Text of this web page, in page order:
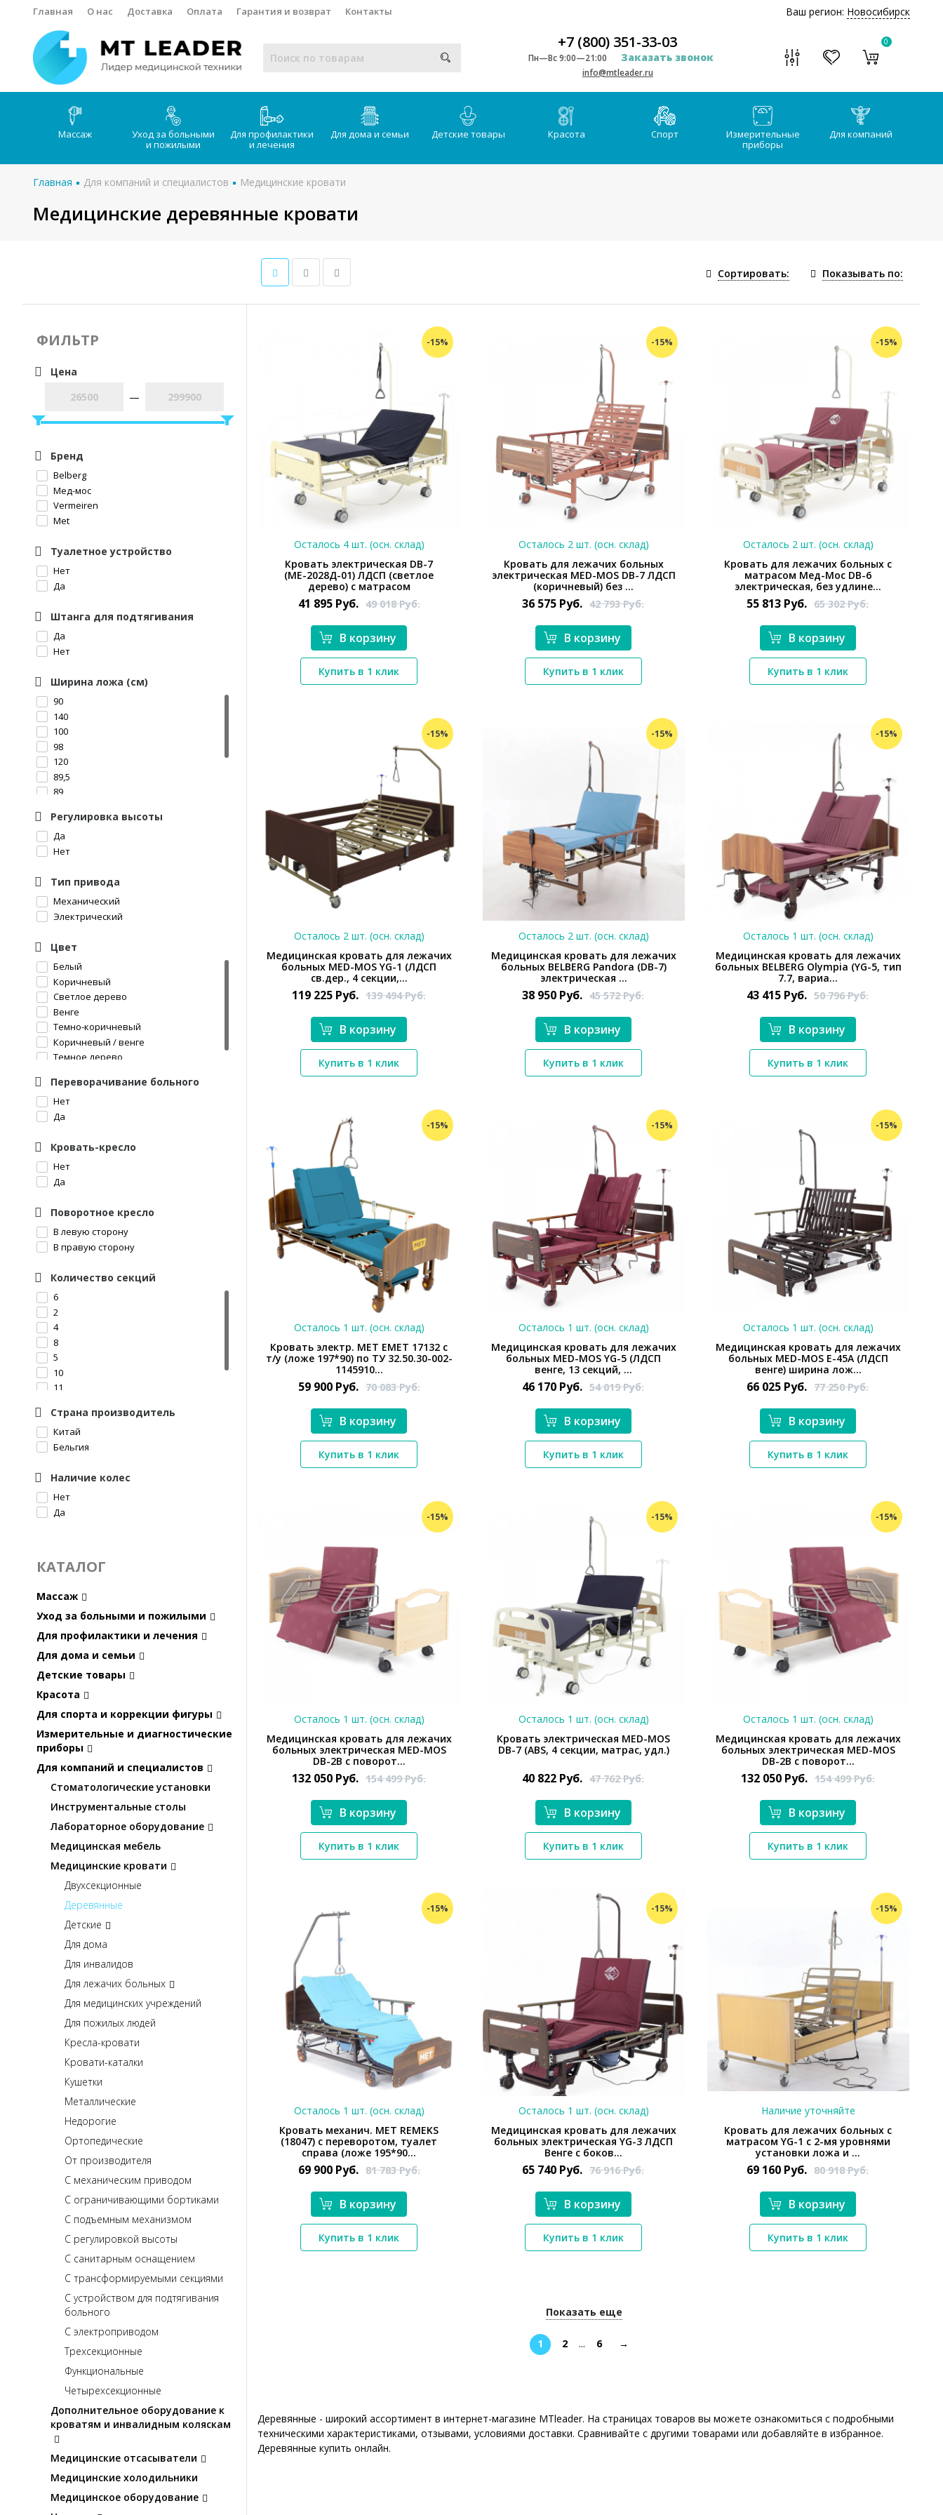
Главная О нас Доставка Оплата Гарантия и возврат Контакты Ваш регион: Новосибирск
+7 (800) 351-33-03
Пн—Вс 9:00—21:00 Заказать звонок
info@mtleader.ru
0
Массаж
Уход за больными
и пожилыми
Для профилактики
и лечения
Для дома и семьи Детские товары Красота Спорт
Измерительные
приборы
Для компаний
Главная Для компаний и специалистов Медицинские кровати
Медицинские деревянные кровати
Сортировать: Показывать по:
ФИЛЬТР
Цена
—
Бренд
Belberg
Мед-мос
Vermeiren
Met
Туалетное устройство
Нет
Да
Штанга для подтягивания
Да
Нет
Ширина ложа (см)
90
140
100
98
120
89,5
89
120 см
88
Регулировка высоты
Да
Нет
Тип привода
Механический
Электрический
Цвет
Белый
Коричневый
Светлое дерево
Венге
Темно-коричневый
Коричневый / венге
Темное дерево
Переворачивание больного
Нет
Да
Кровать-кресло
Нет
Да
Поворотное кресло
В левую сторону
В правую сторону
Количество секций
6
2
4
8
5
10
11
Страна производитель
Китай
Бельгия
Наличие колес
Нет
Да
КАТАЛОГ
Массаж
Уход за больными и пожилыми
Для профилактики и лечения
Для дома и семьи
Детские товары
Красота
Для спорта и коррекции фигуры
Измерительные и диагностические
приборы
Для компаний и специалистов
Стоматологические установки
Инструментальные столы
Лабораторное оборудование
Медицинская мебель
Медицинские кровати
Двухсекционные
Деревянные
Детские
Для дома
Для инвалидов
Для лежачих больных
Для медицинских учреждений
Для пожилых людей
Кресла-кровати
Кровати-каталки
Кушетки
Металлические
Недорогие
Ортопедические
От производителя
С механическим приводом
С ограничивающими бортиками
С подъемным механизмом
С регулировкой высоты
С санитарным оснащением
С трансформируемыми секциями
С устройством для подтягивания
больного
С электроприводом
Трехсекционные
Функциональные
Четырехсекционные
Дополнительное оборудование к
кроватям и инвалидным коляскам
Медицинские отсасыватели
Медицинские холодильники
Медицинское оборудование
-15%
*}
Осталось 4 шт. (осн. склад)
Кровать электрическая DB-7
(МЕ-2028Д-01) ЛДСП (светлое
дерево) с матрасом
41 895 Руб. 49 018Руб.
В корзину
Купить в 1 клик
-15%
*}
Осталось 2 шт. (осн. склад)
Кровать для лежачих больных
электрическая MED-MOS DB-7 ЛДСП
(коричневый) без ...
36 575 Руб. 42 793Руб.
В корзину
Купить в 1 клик
-15%
*}
Осталось 2 шт. (осн. склад)
Кровать для лежачих больных с
матрасом Мед-Мос DB-6
электрическая, без удлине...
55 813 Руб. 65 302Руб.
В корзину
Купить в 1 клик
-15%
*}
Осталось 2 шт. (осн. склад)
Медицинская кровать для лежачих
больных MED-MOS YG-1 (ЛДСП
св.дер., 4 секции,...
119 225 Руб. 139 494Руб.
В корзину
Купить в 1 клик
-15%
*}
Осталось 2 шт. (осн. склад)
Медицинская кровать для лежачих
больных BELBERG Pandora (DB-7)
электрическая ...
38 950 Руб. 45 572Руб.
В корзину
Купить в 1 клик
-15%
*}
Осталось 1 шт. (осн. склад)
Медицинская кровать для лежачих
больных BELBERG Olympia (YG-5, тип
7.7, вариа...
43 415 Руб. 50 796Руб.
В корзину
Купить в 1 клик
-15%
*}
Осталось 1 шт. (осн. склад)
Кровать электр. MET EMET 17132 с
т/у (ложе 197*90) по ТУ 32.50.30-002-
1145910...
59 900 Руб. 70 083Руб.
В корзину
Купить в 1 клик
-15%
*}
Осталось 1 шт. (осн. склад)
Медицинская кровать для лежачих
больных MED-MOS YG-5 (ЛДСП
венге, 13 секций, ...
46 170 Руб. 54 019Руб.
В корзину
Купить в 1 клик
-15%
*}
Осталось 1 шт. (осн. склад)
Медицинская кровать для лежачих
больных MED-MOS E-45A (ЛДСП
венге) ширина лож...
66 025 Руб. 77 250Руб.
В корзину
Купить в 1 клик
-15%
*}
Осталось 1 шт. (осн. склад)
Медицинская кровать для лежачих
больных электрическая MED-MOS
DB-2B с поворот...
132 050 Руб. 154 499Руб.
В корзину
Купить в 1 клик
-15%
*}
Осталось 1 шт. (осн. склад)
Кровать электрическая MED-MOS
DB-7 (ABS, 4 секции, матрас, удл.)
40 822 Руб. 47 762Руб.
В корзину
Купить в 1 клик
-15%
*}
Осталось 1 шт. (осн. склад)
Медицинская кровать для лежачих
больных электрическая MED-MOS
DB-2B с поворот...
132 050 Руб. 154 499Руб.
В корзину
Купить в 1 клик
-15%
*}
Осталось 1 шт. (осн. склад)
Кровать механич. МЕТ REMEKS
(18047) с переворотом, туалет
справа (ложе 195*90...
69 900 Руб. 81 783Руб.
В корзину
Купить в 1 клик
-15%
*}
Осталось 1 шт. (осн. склад)
Медицинская кровать для лежачих
больных электрическая YG-3 ЛДСП
Венге с боков...
65 740 Руб. 76 916Руб.
В корзину
Купить в 1 клик
-15%
*}
Наличие уточняйте
Кровать для лежачих больных с
матрасом YG-1 с 2-мя уровнями
установки ложа и ...
69 160 Руб. 80 918Руб.
В корзину
Купить в 1 клик
Показать еще
1 2 ... 6 →
Деревянные - широкий ассортимент в интернет-магазине MTleader. На страницах товаров вы можете ознакомиться с подробными
техническими характеристиками, отзывами, условиями доставки. Сравнивайте с другими товарами или добавляйте в избранное.
Деревянные купить онлайн.